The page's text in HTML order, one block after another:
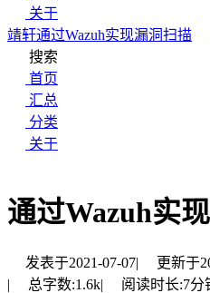
关于
靖轩通过Wazuh实现漏洞扫描
搜索
首页
汇总
分类
关于
通过Wazuh实
发表于2021-07-07| 更新于
|
总字数:1.6k| 阅读时长:7分